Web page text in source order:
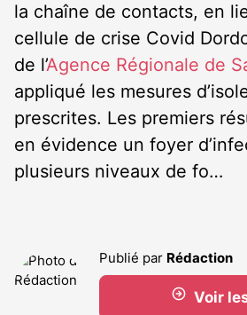
la chaîne de contacts, en
cellule de crise Covid
de l’Agence Régionale de
appliqué les mesures
prescrites. Les premiers
en évidence un foyer
plusieurs niveaux de fo…
Publié par Rédaction
Voir